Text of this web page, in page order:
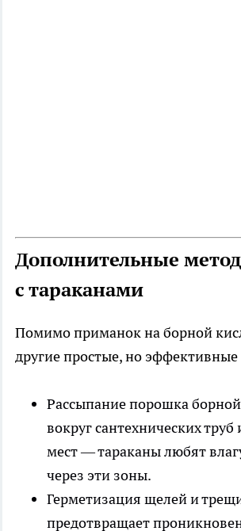
Дополнительные
с тараканами
Помимо приманок на борной
другие простые, но
Рассыпание порошка
вокруг сантехнических
мест — тараканы любят
через эти зоны.
Герметизация щелей и
предотвращает